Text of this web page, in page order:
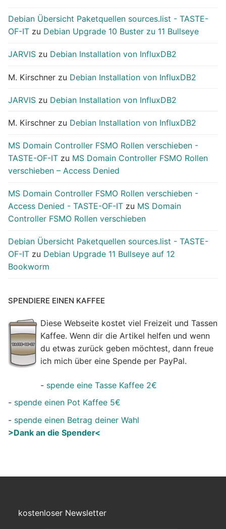
Debian Übersicht Paketquellen sources.list - TASTE-
OF-IT zu Debian Upgrade 10 Buster zu 11 Bullseye
JARVIS zu Debian Installation von InfluxDB2
M. Kirschner zu Debian Installation von InfluxDB2
JARVIS zu Debian Installation von InfluxDB2
M. Kirschner zu Debian Installation von InfluxDB2
MS Domain Controller FSMO Rollen verschieben -
TASTE-OF-IT zu MS Domain Controller FSMO Rollen
verschieben – Access Denied
MS Domain Controller FSMO Rollen verschieben -
Access Denied - TASTE-OF-IT zu MS Domain
Controller FSMO Rollen verschieben
Debian Übersicht Paketquellen sources.list - TASTE-
OF-IT zu Debian Upgrade 11 Bullseye auf 12
Bookworm
SPENDIERE EINEN KAFFEE
Diese Webseite kostet viel Freizeit und Tassen
Kaffee. Wenn dir die Artikel helfen und wenn
du etwas zurück geben möchtest, dann freue
ich mich über eine Spende per PayPal.
- spende eine Tasse Kaffee 2€
- spende einen Pot Kaffee 5€
- spende einen Betrag deiner Wahl
>Dank an die Spender<
kostenloser Newsletter